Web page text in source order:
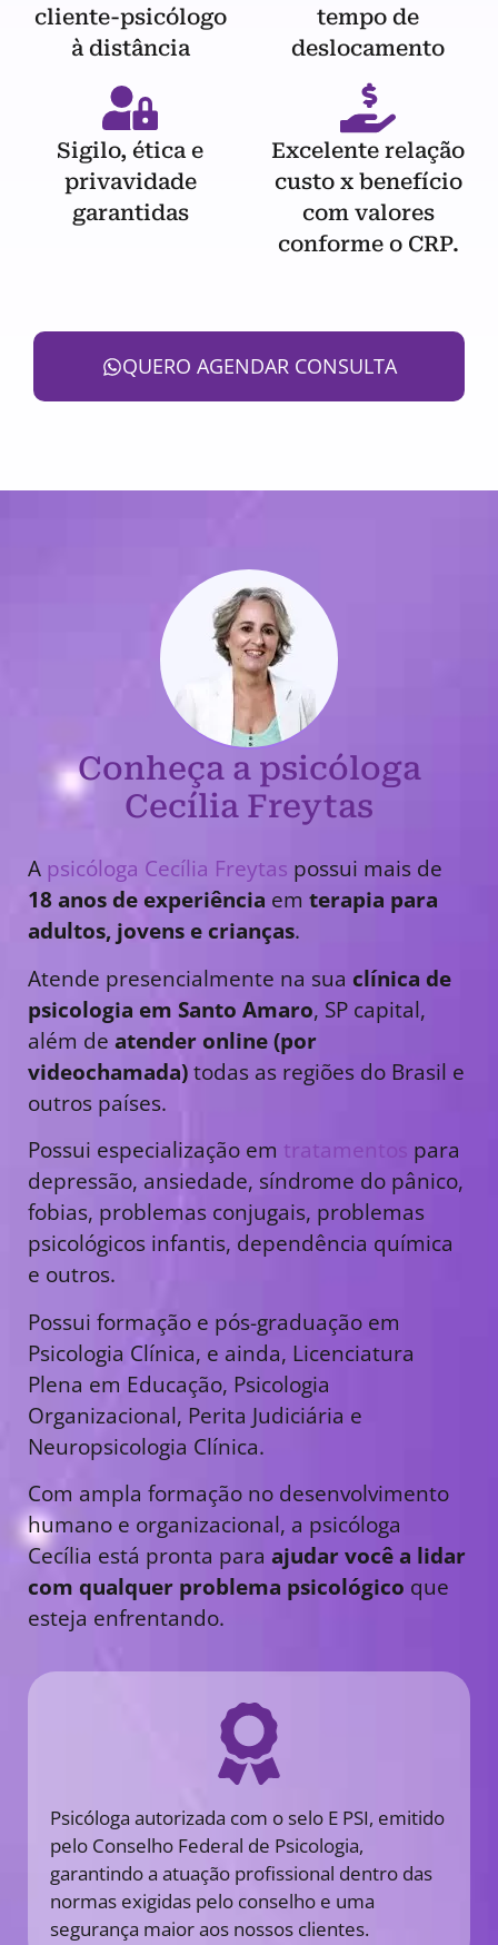
cliente-psicólogo
à distância
Sigilo, ética e
privavidade
garantidas
tempo de
deslocamento
Excelente relação
custo x benefício
com valores
conforme o CRP.
QUERO AGENDAR CONSULTA
Conheça a psicóloga
Cecília Freytas
A psicóloga Cecília Freytas possui mais de
18 anos de experiência em terapia para
adultos, jovens e crianças.
Atende presencialmente na sua clínica de
psicologia em Santo Amaro, SP capital,
além de atender online (por
videochamada)todas as regiões do Brasil e
outros países.
Possui especialização em tratamentos para
depressão, ansiedade, síndrome do pânico,
fobias, problemas conjugais, problemas
psicológicos infantis, dependência química
e outros.
Possui formação e pós-graduação em
Psicologia Clínica, e ainda, Licenciatura
Plena em Educação, Psicologia
Organizacional, Perita Judiciária e
Neuropsicologia Clínica.
Com ampla formação no desenvolvimento
humano e organizacional, a psicóloga
Cecília está pronta para ajudar você a lidar
com qualquer problema psicológico que
esteja enfrentando.
Psicóloga autorizada com o selo E PSI, emitido
pelo Conselho Federal de Psicologia,
garantindo a atuação profissional dentro das
normas exigidas pelo conselho e uma
segurança maior aos nossos clientes.